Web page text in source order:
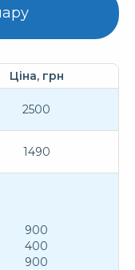
Ціна, грн
2500
1490
900
400
900